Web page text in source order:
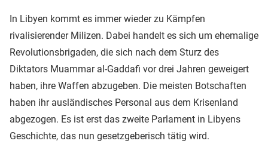
In Libyen kommt es immer wieder zu Kämpfen
rivalisierender Milizen. Dabei handelt es sich um ehemalige
Revolutionsbrigaden, die sich nach dem Sturz des
Diktators Muammar al-Gaddafi vor drei Jahren geweigert
haben, ihre Waffen abzugeben. Die meisten Botschaften
haben ihr ausländisches Personal aus dem Krisenland
abgezogen. Es ist erst das zweite Parlament in Libyens
Geschichte, das nun gesetzgeberisch tätig wird.